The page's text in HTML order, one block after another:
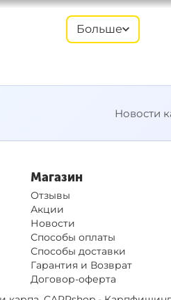
Больше
Новости
Магазин
Отзывы
Акции
Новости
Способы оплаты
Способы доставки
Гарантия и Возврат
Договор-оферта